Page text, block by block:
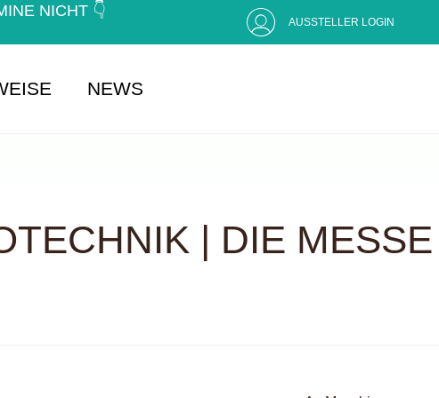
NICHT 👇 (
AUSSTELLER LOGIN
NEWS
| DIE MESSE